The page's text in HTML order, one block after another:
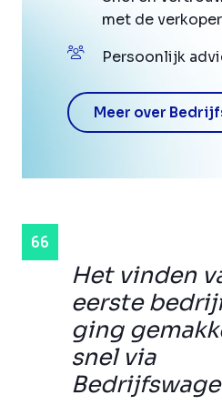
Het vinden
eerste
ging
snel via
met de verkoper
Persoonlijk
Meer over